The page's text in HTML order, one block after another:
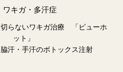
ワキガ・多汗症
切らないワキガ治療 「ビューホ
ット」
脇汗・手汗のボトックス注射